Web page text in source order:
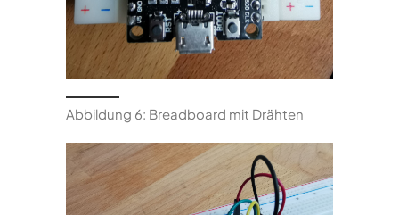
Abbildung 6: Breadboard mit Drähten